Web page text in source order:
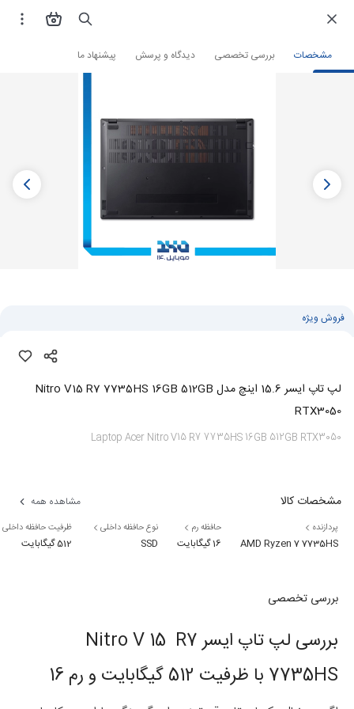
مشخصات بررسی تخصصی دیدگاه و پرسش پیشنهاد ما فروشگاه اینترنتی لپ تاپ و تبلت لپ تاپ لپ تاپ ایسر
فروش ویژه
لپ تاپ ایسر 15.6 اینچ مدل Nitro V15 R7 7735HS 16GB 512GB
RTX3050
Laptop Acer Nitro V15 R7 7735HS 16GB 512GB RTX3050
مشخصات کالا مشاهده همه
پردازنده
AMD Ryzen 7 7735HS
حافظه رم
16 گیگابایت
نوع حافظه داخلی
SSD
ظرفیت حافظه داخلی
512 گیگابایت
بررسی تخصصی
بررسی لپ تاپ ایسر Nitro V 15 R7
7735HS با ظرفیت 512 گیگابایت و رم 16